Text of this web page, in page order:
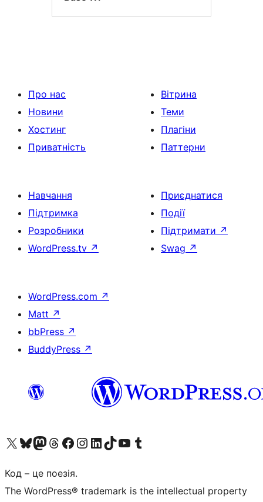
Про нас
Новини
Хостинг
Приватність
Вітрина
Теми
Плагіни
Паттерни
Навчання
Підтримка
Розробники
WordPress.tv ↗
Приєднатися
Події
Підтримати ↗
Swag ↗
WordPress.com ↗
Matt ↗
bbPress ↗
BuddyPress ↗
Visit our X (formerly Twitter) account
Visit our Bluesky account
Завітайте до нашої стрічки в Mastodon
Visit our Threads account
Завітайте на нашу сторінку в Facebook
Visit our Instagram account
Visit our LinkedIn account
Visit our TikTok account
Visit our YouTube channel
Visit our Tumblr account
Код – це поезія.
The WordPress® trademark is the intellectual property